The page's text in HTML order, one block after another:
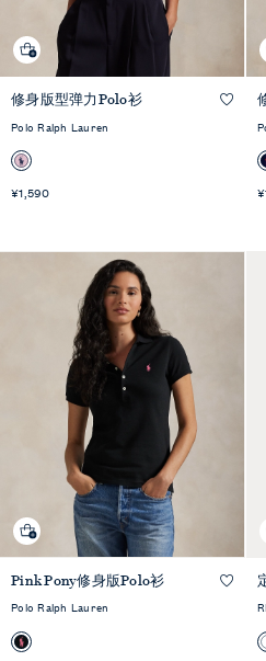
修身版型弹力Polo衫
Polo Ralph Lauren
¥1,590
快速预览
Pink Pony修身版Polo衫
Polo Ralph Lauren